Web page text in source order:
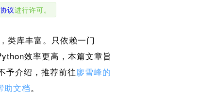
议进行许可。
类库丰富。只依赖一门
效率更高，本篇文章旨
予介绍，推荐前往廖雪峰的
助文档。